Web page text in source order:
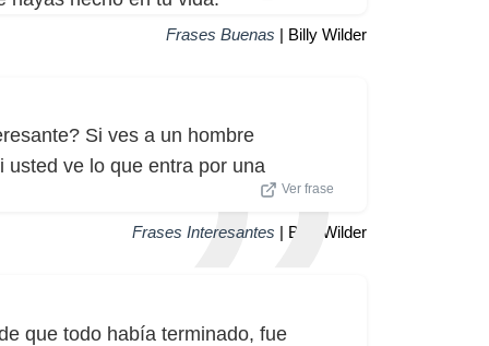
Frases Buenas | Billy Wilder
Si ves a un hombre
usted ve lo que entra por una
Ver frase
Frases Interesantes | Billy Wilder
que todo había terminado, fue